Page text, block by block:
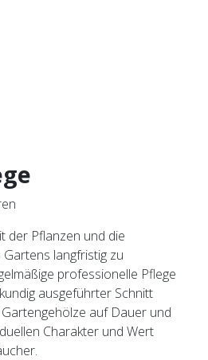
der Pflanzen und die
langfristig zu
professionelle Pflege
ausgeführter Schnitt
auf Dauer und
Charakter und Wert